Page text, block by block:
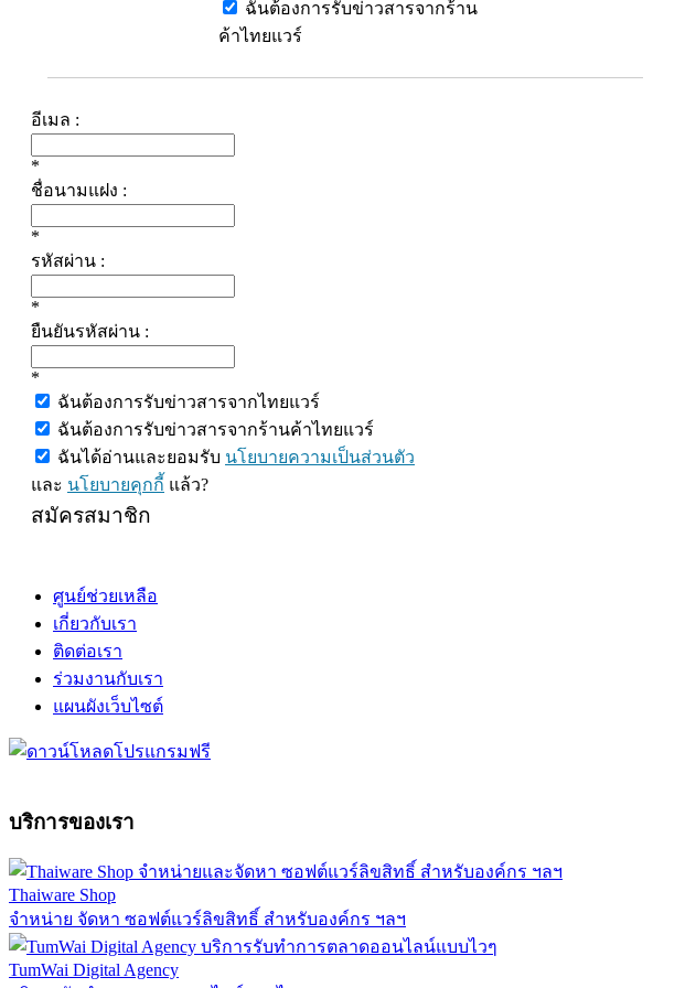
ฉันต้องการรับข่าวสารจากร้าน
ค้าไทยแวร์
อีเมล :
*
ชื่อนามแฝง :
*
รหัสผ่าน :
*
ยืนยันรหัสผ่าน :
*
ฉันต้องการรับข่าวสารจากไทยแวร์
ฉันต้องการรับข่าวสารจากร้านค้าไทยแวร์
ฉันได้อ่านและยอมรับ นโยบายความเป็นส่วนตัว
และ นโยบายคุกกี้ แล้ว?
สมัครสมาชิก
ศูนย์ช่วยเหลือ
เกี่ยวกับเรา
ติดต่อเรา
ร่วมงานกับเรา
แผนผังเว็บไซต์
บริการของเรา
Thaiware Shop
จำหน่าย จัดหา ซอฟต์แวร์ลิขสิทธิ์ สำหรับองค์กร ฯลฯ
TumWai Digital Agency